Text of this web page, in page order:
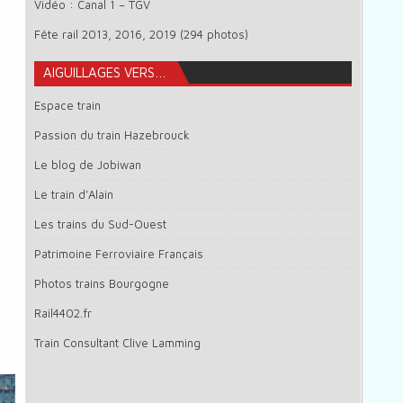
Vidéo : Canal 1 – TGV
Fête rail 2013, 2016, 2019 (294 photos)
AIGUILLAGES VERS…
Espace train
Passion du train Hazebrouck
Le blog de Jobiwan
Le train d’Alain
Les trains du Sud-Ouest
Patrimoine Ferroviaire Français
Photos trains Bourgogne
Rail4402.fr
Train Consultant Clive Lamming